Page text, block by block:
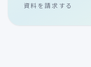
資料を請求する